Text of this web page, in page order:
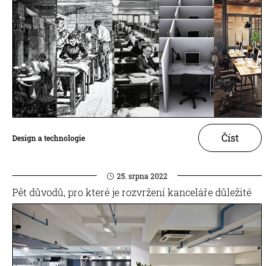
Design a technologie Číst
25. srpna 2022
Pět důvodů, pro které je rozvržení kanceláře důležité